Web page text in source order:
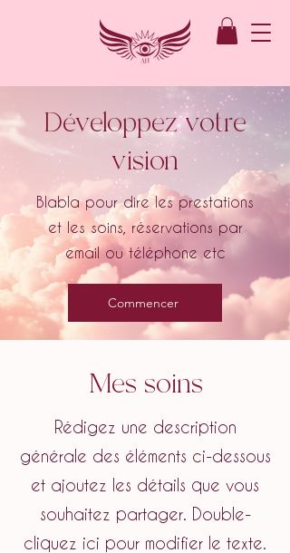
Développez votre
vision
Blabla pour dire les prestations
et les soins, réservations par
email ou téléphone etc
Commencer
Mes soins
Rédigez une description
générale des éléments ci-dessous
et ajoutez les détails que vous
souhaitez partager. Double-
cliquez ici pour modifier le texte.